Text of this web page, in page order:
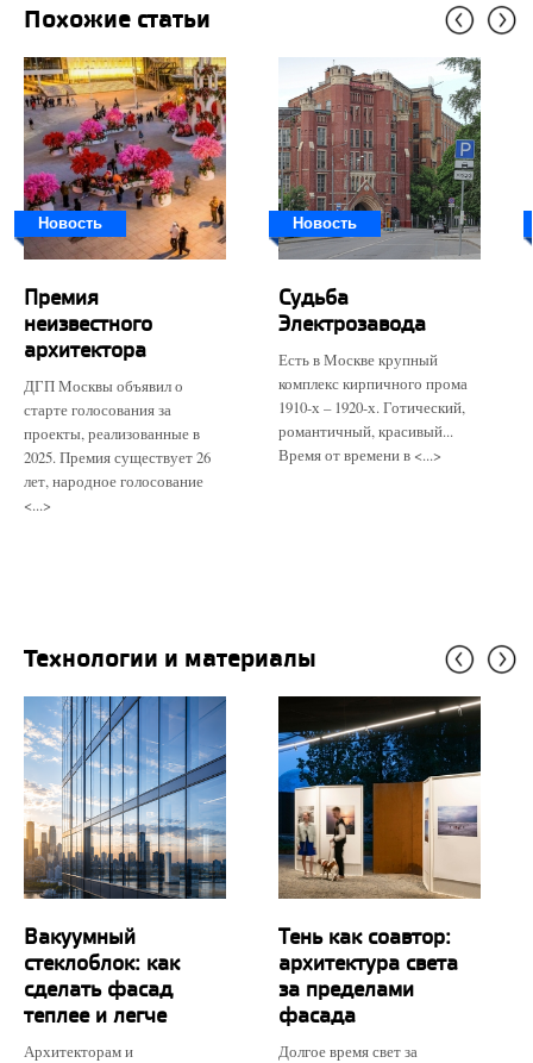
Похожие статьи
Новость
Премия
неизвестного
архитектора
ДГП Москвы объявил о
старте голосования за
проекты, реализованные в
2025. Премия существует 26
лет, народное голосование
<...>
Новость
Судьба
Электрозавода
Есть в Москве крупный
комплекс кирпичного прома
1910-х – 1920-х. Готический,
романтичный, красивый...
Время от времени в <...>
Технологии и материалы
Вакуумный
стеклоблок: как
сделать фасад
теплее и легче
Архитекторам и
Тень как соавтор:
архитектура света
за пределами
фасада
Долгое время свет за